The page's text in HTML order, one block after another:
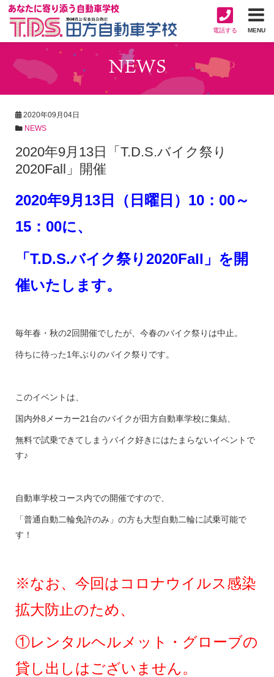
あなたに寄り添う自動車学校
MENU
電話する
NEWS
2020年09月04日
NEWS
2020年9月13日「T.D.S.バイク祭り
2020Fall」開催
2020年9月13日（日曜日）10：00～
15：00に、
「T.D.S.バイク祭り2020Fall」を開
催いたします。
毎年春・秋の2回開催でしたが、今春のバイク祭りは中止。
待ちに待った1年ぶりのバイク祭りです。
このイベントは、
国内外8メーカー21台のバイクが田方自動車学校に集結、
無料で試乗できてしまうバイク好きにはたまらないイベントで
す♪
自動車学校コース内での開催ですので、
「普通自動二輪免許のみ」の方も大型自動二輪に試乗可能で
す！
※なお、今回はコロナウイルス感染
拡大防止のため、
①レンタルヘルメット・グローブの
貸し出しはございません。